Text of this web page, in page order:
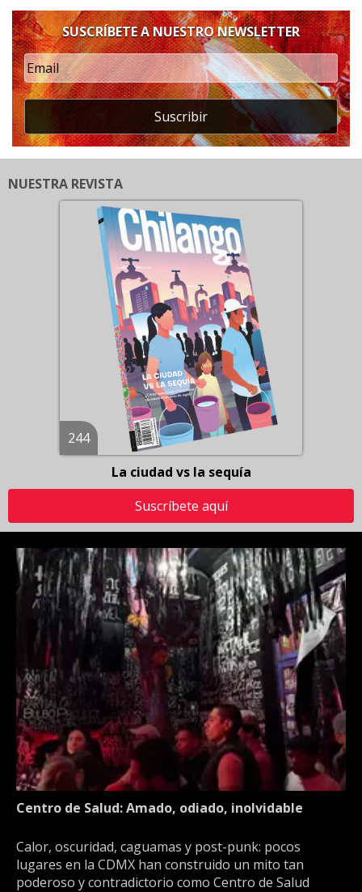
SUSCRÍBETE A NUESTRO NEWSLETTER
Suscribir
NUESTRA REVISTA
244
La ciudad vs la sequía
Suscríbete aquí
Centro de Salud: Amado, odiado, inolvidable
Calor, oscuridad, caguamas y post-punk: pocos
lugares en la CDMX han construido un mito tan
poderoso y contradictorio como Centro de Salud